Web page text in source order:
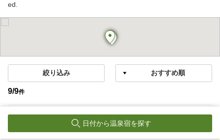
ed.
絞り込み
9/9件
銀山温泉 伝統の宿 古山閣
日付から温泉宿を探す